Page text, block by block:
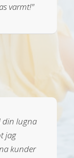
varmt!"
din lugna
jag
kunder